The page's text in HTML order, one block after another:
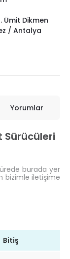
Ümit Dikmen
/ Antalya
Yorumlar
Sürücüleri
burada yer
bizimle iletişime
Bitiş